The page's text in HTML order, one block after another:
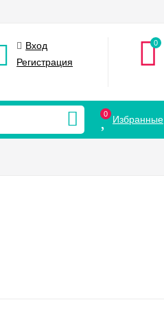
Вход
Регистрация
0
0 Избранные